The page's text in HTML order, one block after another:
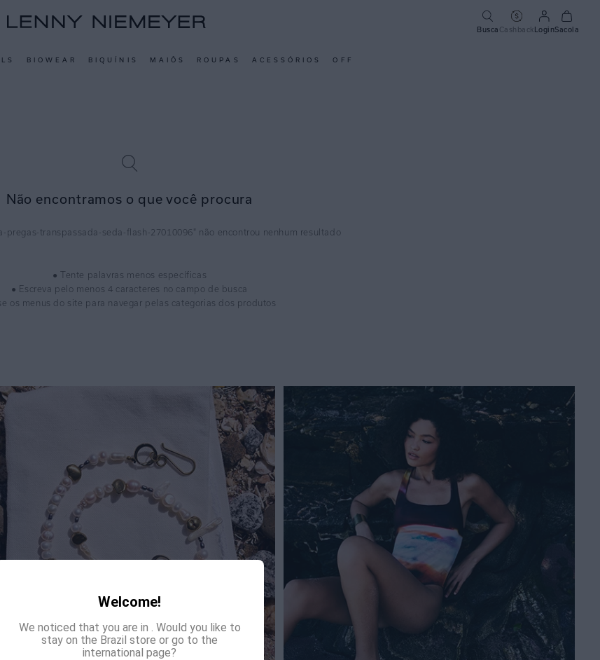
Busca CashbackLoginSacola
BIOWEAR BIQUÍNIS MAIÔS ROUPAS ACESSÓRIOS OFF
Welcome!
We noticed that you are in
. Would you like to
stay on the Brazil store or go to the
international page?
Não encontramos o que você procura
pregas-transpassada-seda-flash-27010096
● Tente palavras menos específicas
● Escreva pelo menos 4 caracteres no campo de busca
os menus do site para navegar pelas categorias dos produtos